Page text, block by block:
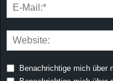
Benachrichtige mich über